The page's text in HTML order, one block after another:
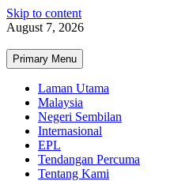
Skip to content
August 7, 2026
Primary Menu
Laman Utama
Malaysia
Negeri Sembilan
Internasional
EPL
Tendangan Percuma
Tentang Kami